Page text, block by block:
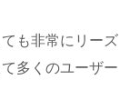
も非常にリーズ
多くのユーザー